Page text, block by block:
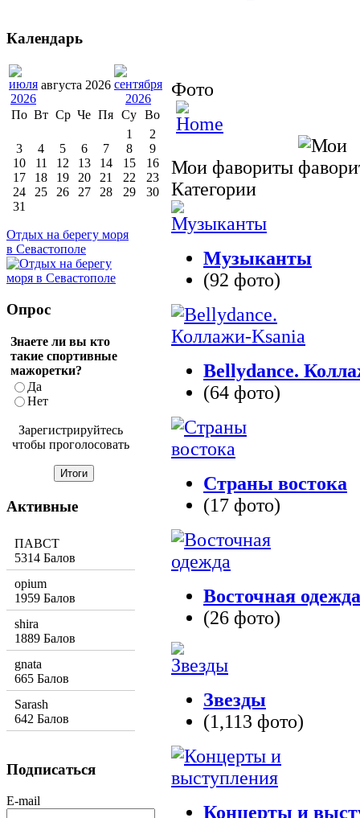
Фото
Мои фавориты
Категории
Музыканты
(92 фото)
Bellydance.
(64 фото)
Страны востока
(17 фото)
Восточная одежда
(26 фото)
Звезды
(1,113 фото)
Концерты и
Календарь
августа 2026
По Вт Ср Че Пя Су Во
1
2
3
4 5 6 7 8
9
10
11 12 13 14 15
16
17
18 19 20 21 22
23
24
25 26 27 28 29
30
31
Отдых на берегу моря
в Севастополе
Опрос
Знаете ли вы кто
такие спортивные
мажоретки?
Да
Нет
Зарегистрируйтесь
чтобы проголосовать
Активные
ПАВСТ
5314 Балов
opium
1959 Балов
shira
1889 Балов
gnata
665 Балов
Sarash
642 Балов
Подписаться
E-mail